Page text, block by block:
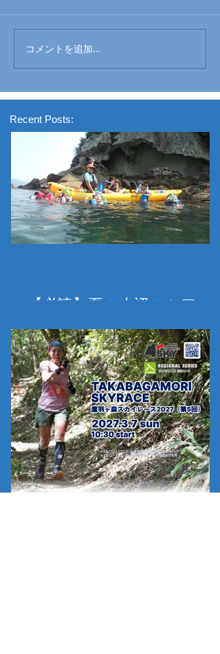
コメントを追加…
Recent Posts:
【必読】夏の水辺のツアー
（カヤック・SUP・ビーチ
マット漂流、コーステアリ
ング、その他ツアー）につ
いて＋お得なキャンペーン